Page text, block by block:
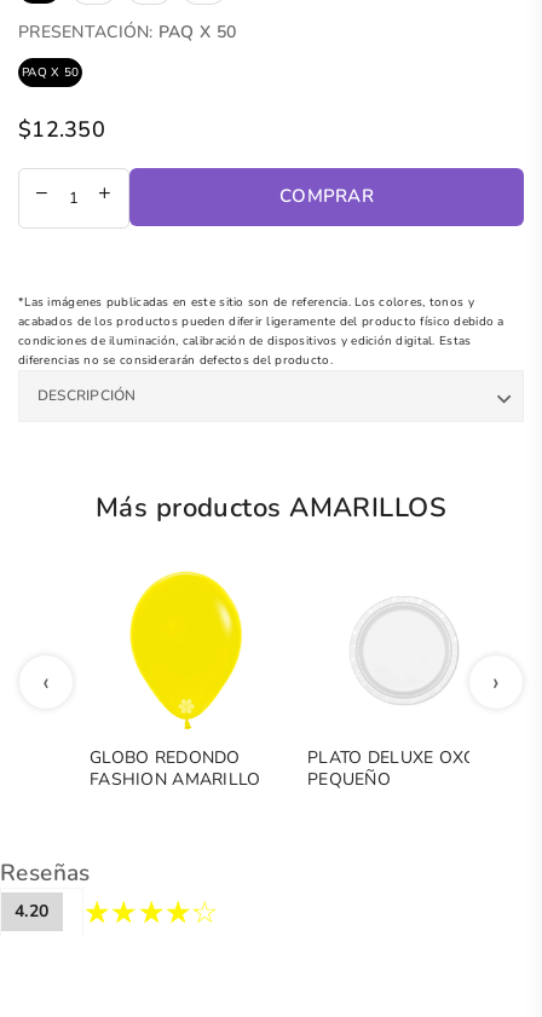
PRESENTACIÓN: PAQ X 50
PAQ X 50
Precio
regular
$12.350
COMPRAR
*Las imágenes publicadas en este sitio son de referencia. Los colores, tonos y
acabados de los productos pueden diferir ligeramente del producto físico debido a
condiciones de iluminación, calibración de dispositivos y edición digital. Estas
diferencias no se considerarán defectos del producto.
DESCRIPCIÓN
Más productos AMARILLOS
‹
GLOBO REDONDO
FASHION AMARILLO
PLATO DELUXE OXO
PEQUEÑO
›
Reseñas
4.20